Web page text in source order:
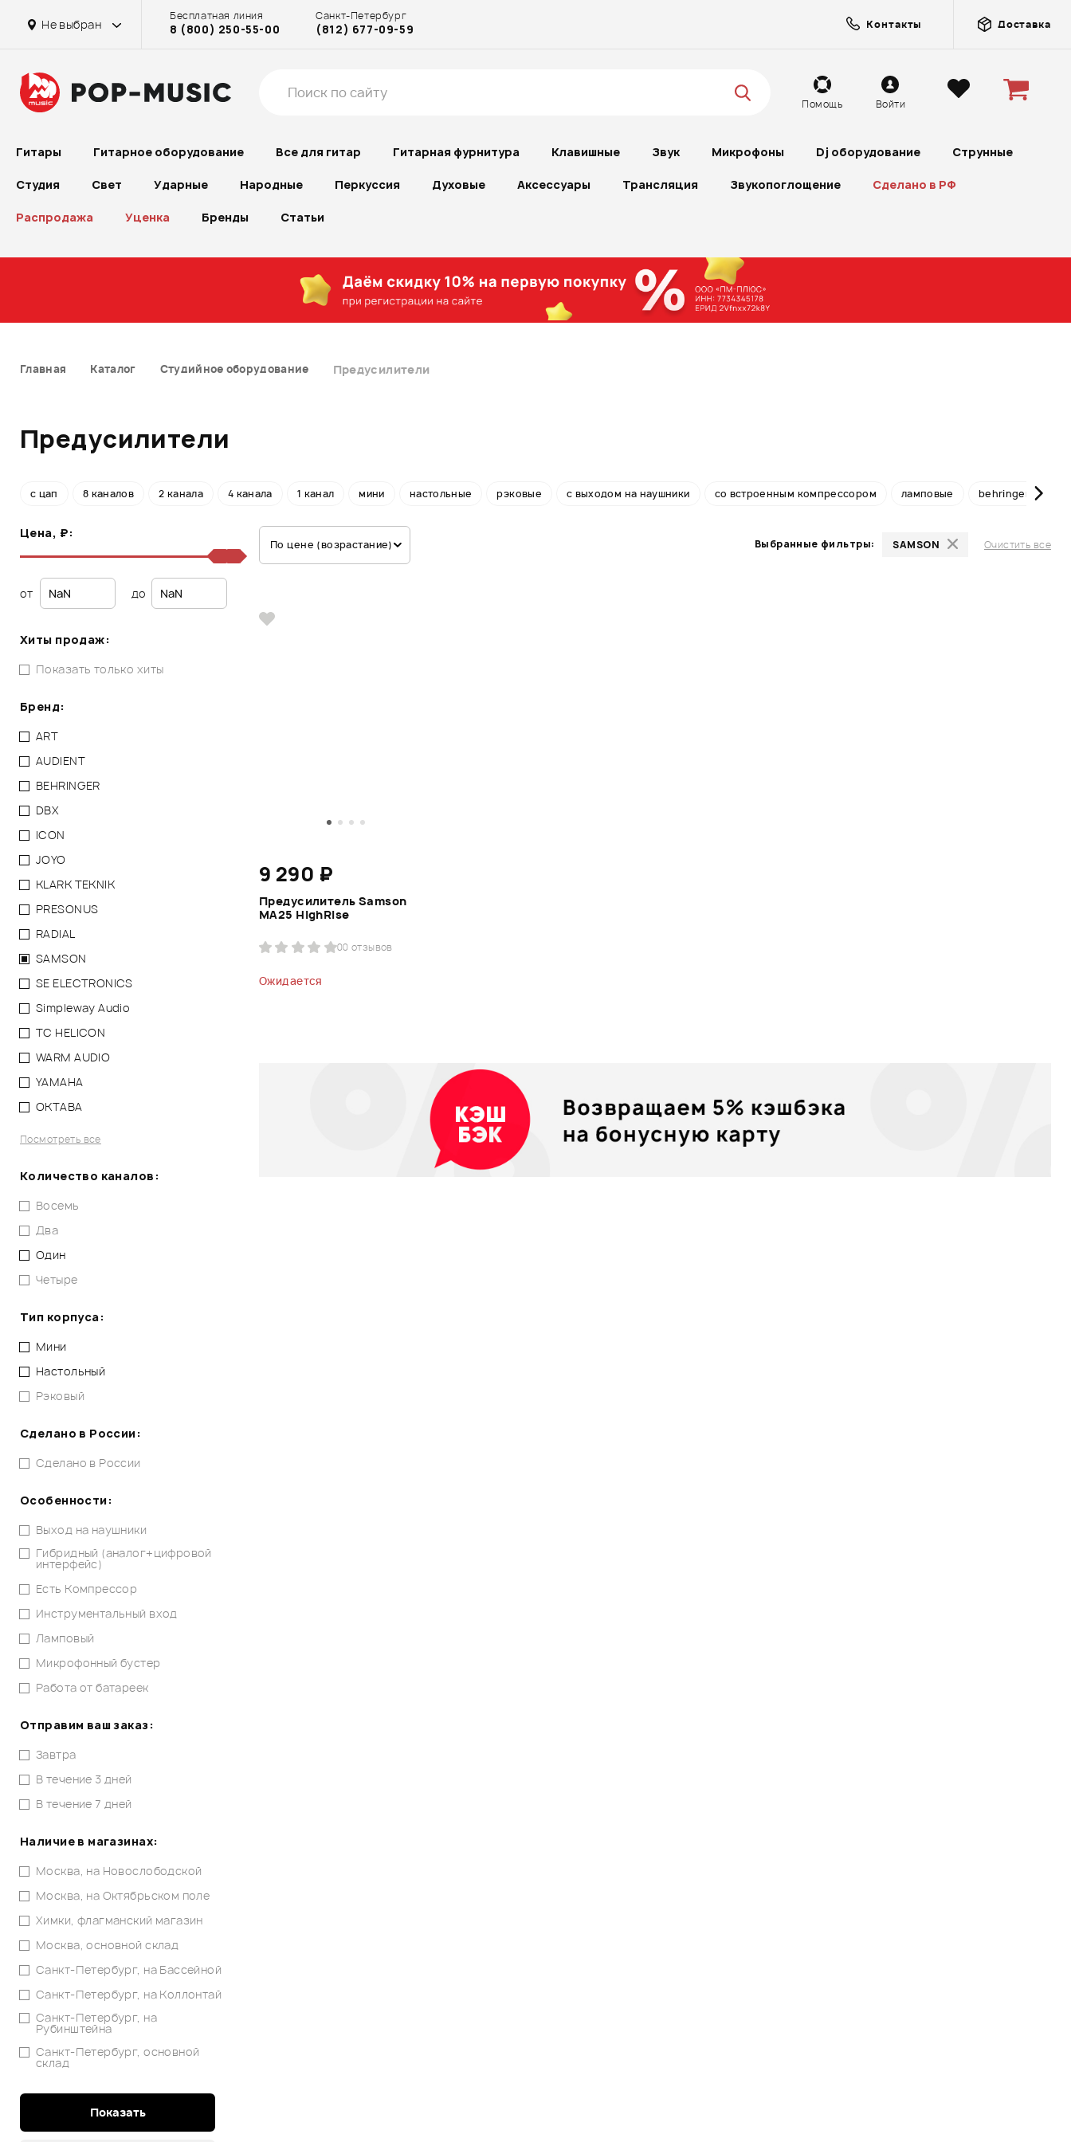
Не выбран
Бесплатная линия
8 (800) 250-55-00
Санкт-Петербург
(812) 677-09-59 Контакты Доставка
Помощь Войти
Гитары Гитарное оборудование Все для гитар Гитарная фурнитура Клавишные Звук Микрофоны Dj оборудование Струнные
Студия Свет Ударные Народные Перкуссия Духовые Аксессуары Трансляция Звукопоглощение Сделано в РФ
Распродажа Уценка Бренды Статьи
Главная Каталог Студийное оборудование Предусилители
Предусилители
с цап 8 каналов 2 канала 4 канала 1 канал мини настольные рэковые с выходом на наушники со встроенным компрессором ламповые behringer
Цена, ₽:
от до
Хиты продаж:
Показать только хиты
Бренд:
ART
AUDIENT
BEHRINGER
DBX
ICON
JOYO
KLARK TEKNIK
PRESONUS
RADIAL
SAMSON
SE ELECTRONICS
Simpleway Audio
TC HELICON
WARM AUDIO
YAMAHA
ОКТАВА
Посмотреть все
Количество каналов:
Восемь
Два
Один
Четыре
Тип корпуса:
Мини
Настольный
Рэковый
Сделано в России:
Сделано в России
Особенности:
Выход на наушники
Гибридный (аналог+цифровой
интерфейс)
Есть Компрессор
Инструментальный вход
Ламповый
Микрофонный бустер
Работа от батареек
Отправим ваш заказ:
Завтра
В течение 3 дней
В течение 7 дней
Наличие в магазинах:
Москва, на Новослободской
Москва, на Октябрьском поле
Химки, флагманский магазин
Москва, основной склад
Санкт-Петербург, на Бассейной
Санкт-Петербург, на Коллонтай
Санкт-Петербург, на
Рубинштейна
Санкт-Петербург, основной
склад
По цене (возрастание) Выбранные фильтры: SAMSON Очистить все
9 290 ₽
Предусилитель Samson
MA25 HighRise
00 отзывов
Ожидается